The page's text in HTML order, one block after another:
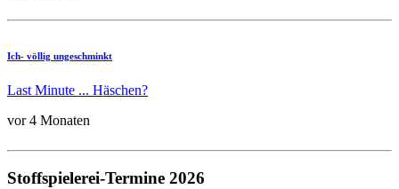
Ich- völlig ungeschminkt
Last Minute ... Häschen?
vor 4 Monaten
Stoffspielerei-Termine 2026